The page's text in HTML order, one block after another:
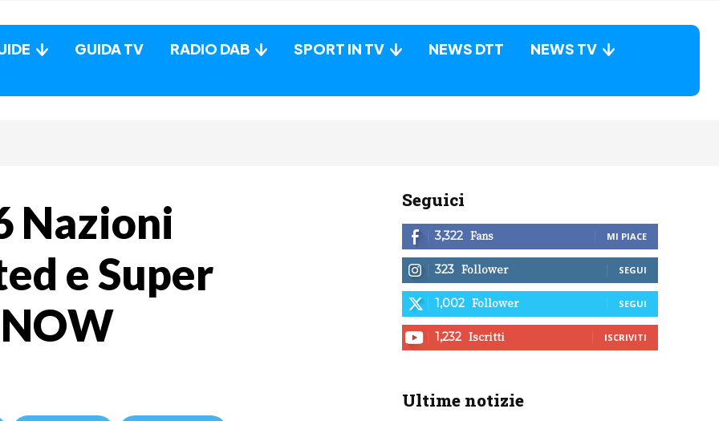
GUIDA TV RADIO DAB SPORT IN TV NEWS DTT
NEWS TV
Nazioni
e Super
Seguici
3,322 Fans MI PIACE
323 Follower SEGUI
1,002 Follower SEGUI
1,232 Iscritti ISCRIVITI
Ultime notizie